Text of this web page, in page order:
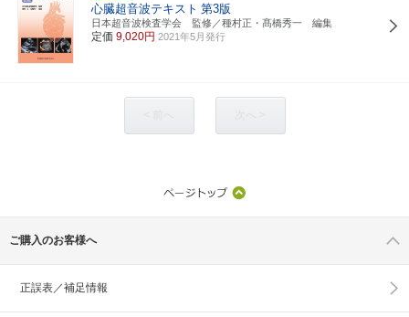
心臓超音波テキスト 第3版
日本超音波検査学会 監修／種村正・髙橋秀一 編集
定価 9,020円 2021年5月発行
ご購入のお客様へ
正誤表／補足情報